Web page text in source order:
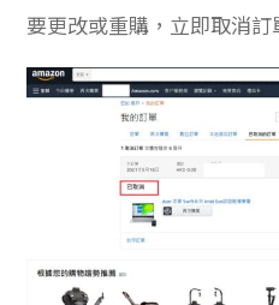
要更改或重購，立即取消訂